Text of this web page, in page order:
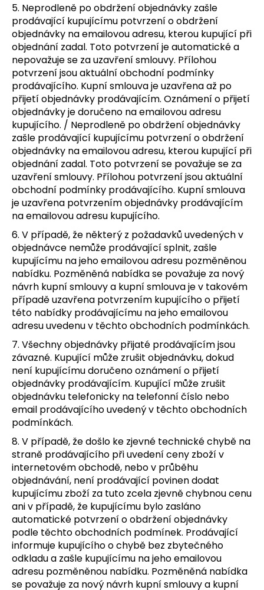
5. Neprodleně po obdržení objednávky zašle
prodávající kupujícímu potvrzení o obdržení
objednávky na emailovou adresu, kterou kupující při
objednání zadal. Toto potvrzení je automatické a
nepovažuje se za uzavření smlouvy. Přílohou
potvrzení jsou aktuální obchodní podmínky
prodávajícího. Kupní smlouva je uzavřena až po
přijetí objednávky prodávajícím. Oznámení o přijetí
objednávky je doručeno na emailovou adresu
kupujícího. / Neprodleně po obdržení objednávky
zašle prodávající kupujícímu potvrzení o obdržení
objednávky na emailovou adresu, kterou kupující při
objednání zadal. Toto potvrzení se považuje se za
uzavření smlouvy. Přílohou potvrzení jsou aktuální
obchodní podmínky prodávajícího. Kupní smlouva
je uzavřena potvrzením objednávky prodávajícím
na emailovou adresu kupujícího.
6. V případě, že některý z požadavků uvedených v
objednávce nemůže prodávající splnit, zašle
kupujícímu na jeho emailovou adresu pozměněnou
nabídku. Pozměněná nabídka se považuje za nový
návrh kupní smlouvy a kupní smlouva je v takovém
případě uzavřena potvrzením kupujícího o přijetí
této nabídky prodávajícímu na jeho emailovou
adresu uvedenu v těchto obchodních podmínkách.
7. Všechny objednávky přijaté prodávajícím jsou
závazné. Kupující může zrušit objednávku, dokud
není kupujícímu doručeno oznámení o přijetí
objednávky prodávajícím. Kupující může zrušit
objednávku telefonicky na telefonní číslo nebo
email prodávajícího uvedený v těchto obchodních
podmínkách.
8. V případě, že došlo ke zjevné technické chybě na
straně prodávajícího při uvedení ceny zboží v
internetovém obchodě, nebo v průběhu
objednávání, není prodávající povinen dodat
kupujícímu zboží za tuto zcela zjevně chybnou cenu
ani v případě, že kupujícímu bylo zasláno
automatické potvrzení o obdržení objednávky
podle těchto obchodních podmínek. Prodávající
informuje kupujícího o chybě bez zbytečného
odkladu a zašle kupujícímu na jeho emailovou
adresu pozměněnou nabídku. Pozměněná nabídka
se považuje za nový návrh kupní smlouvy a kupní